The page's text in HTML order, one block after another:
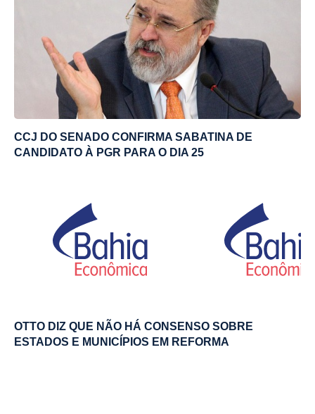
CCJ DO SENADO CONFIRMA SABATINA DE
CANDIDATO À PGR PARA O DIA 25
OTTO DIZ QUE NÃO HÁ CONSENSO SOBRE
ESTADOS E MUNICÍPIOS EM REFORMA